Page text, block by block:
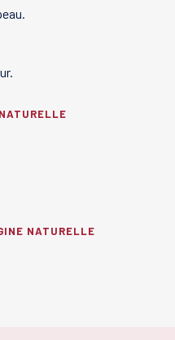
NATURELLE